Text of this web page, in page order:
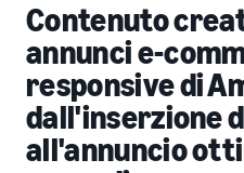
Contenuto
annunci e-
responsive di
dall'inserzione
all'annuncio